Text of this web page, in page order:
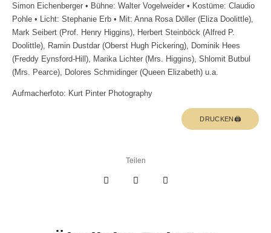
Simon Eichenberger • Bühne: Walter Vogelweider • Kostüme: Claudio
Pohle • Licht: Stephanie Erb • Mit: Anna Rosa Döller (Eliza Doolittle),
Mark Seibert (Prof. Henry Higgins), Herbert Steinböck (Alfred P.
Doolittle), Ramin Dustdar (Oberst Hugh Pickering), Dominik Hees
(Freddy Eynsford-Hill), Marika Lichter (Mrs. Higgins), Shlomit Butbul
(Mrs. Pearce), Dolores Schmidinger (Queen Elizabeth) u.a.
Aufmacherfoto: Kurt Pinter Photography
DRUCKEN🖨
Teilen